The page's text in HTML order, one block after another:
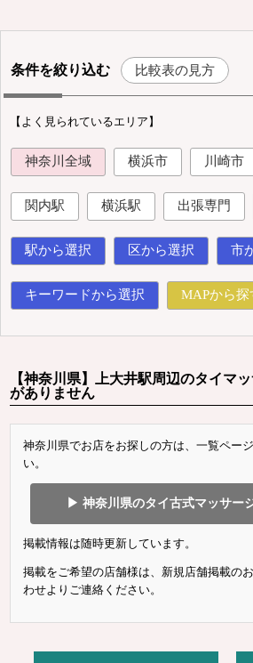
条件を絞り込む 比較表の見方
【よく見られているエリア】
神奈川全域 横浜市 川崎市
関内駅 横浜駅 出張専門
駅から選択 区から選択 市
キーワードから選択 MAPから探
【神奈川県】上大井駅周辺のタイマ
がありません
神奈川県でお店をお探しの方は、一覧ペー
い。
▶ 神奈川県のタイ古式マッサー
掲載情報は随時更新しています。
掲載をご希望の店舗様は、新規店舗掲載の
わせよりご連絡ください。